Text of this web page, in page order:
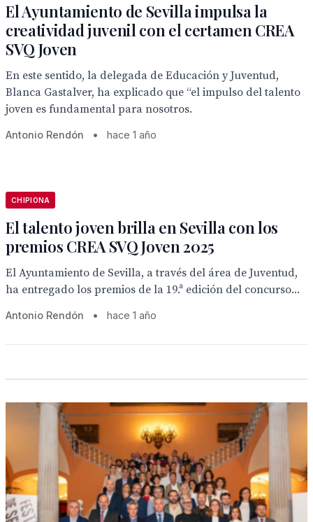
El Ayuntamiento de Sevilla impulsa la
creatividad juvenil con el certamen CREA
SVQ Joven
En este sentido, la delegada de Educación y Juventud,
Blanca Gastalver, ha explicado que “el impulso del talento
joven es fundamental para nosotros.
Antonio Rendón • hace 1 año
CHIPIONA
El talento joven brilla en Sevilla con los
premios CREA SVQ Joven 2025
El Ayuntamiento de Sevilla, a través del área de Juventud,
ha entregado los premios de la 19.ª edición del concurso...
Antonio Rendón • hace 1 año